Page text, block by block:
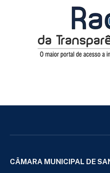
CÂMARA MUNICIPAL DE